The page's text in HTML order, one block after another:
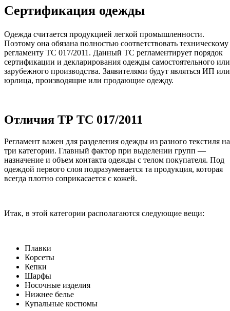
Сертификация одежды
Одежда считается продукцией легкой промышленности.
Поэтому она обязана полностью соответствовать техническому
регламенту ТС 017/2011. Данный ТС регламентирует порядок
сертификации и декларирования одежды самостоятельного или
зарубежного производства. Заявителями будут являться ИП или
юрлица, производящие или продающие одежду.
Отличия ТР ТС 017/2011
Регламент важен для разделения одежды из разного текстиля на
три категории. Главный фактор при выделении групп —
назначение и объем контакта одежды с телом покупателя. Под
одеждой первого слоя подразумевается та продукция, которая
всегда плотно соприкасается с кожей.
Итак, в этой категории располагаются следующие вещи:
Плавки
Корсеты
Кепки
Шарфы
Носочные изделия
Нижнее белье
Купальные костюмы